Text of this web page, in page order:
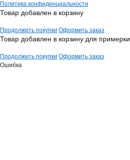
Политика конфиденциальности
Товар добавлен в корзину
Продолжить покупки Оформить заказ
Товар добавлен в корзину для примерки
Продолжить покупки Оформить заказ
Ошибка